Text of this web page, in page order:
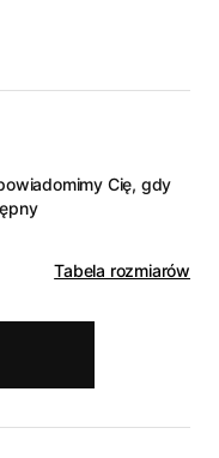
Cię, gdy
Tabela rozmiarów